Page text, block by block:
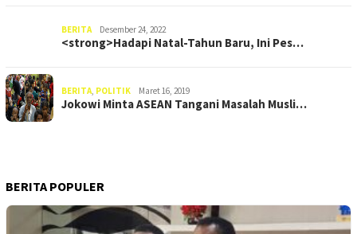
BERITA Desember 24, 2022
<strong>Hadapi Natal-Tahun Baru, Ini Pes…
BERITA, POLITIK Maret 16, 2019
Jokowi Minta ASEAN Tangani Masalah Musli…
BERITA POPULER